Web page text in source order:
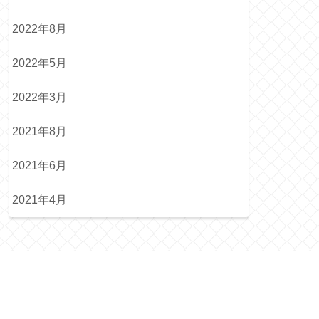
2022年8月
2022年5月
2022年3月
2021年8月
2021年6月
2021年4月